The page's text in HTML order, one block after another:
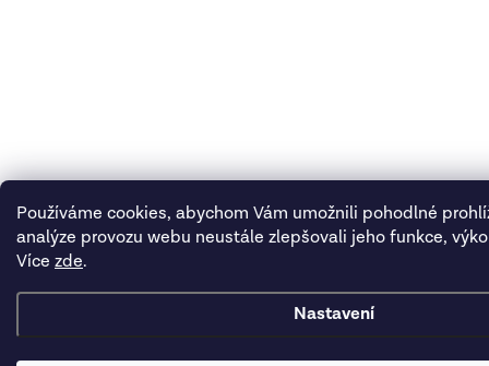
Používáme cookies, abychom Vám umožnili pohodlné
analýze provozu webu neustále zlepšovali jeho funkce,
Více zde.
Nastavení